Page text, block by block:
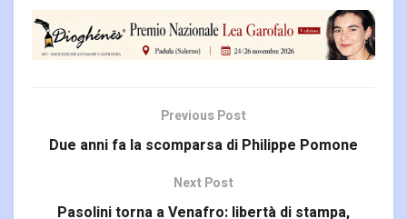
Previous Post
Due anni fa la scomparsa di Philippe Pomone
Next Post
Pasolini torna a Venafro: libertà di stampa,